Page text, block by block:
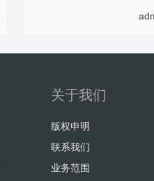
关于我们
版权申明
联系我们
业务范围